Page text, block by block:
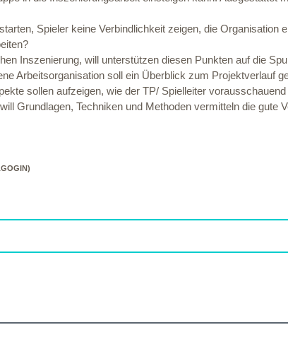
Spieler keine Verbindlichkeit zeigen, die Organisation
Inszenierung, will unterstützen diesen Punkten auf die
Arbeitsorganisation soll ein Überblick zum Projektverlauf
sollen aufzeigen, wie der TP/ Spielleiter
Grundlagen, Techniken und Methoden vermitteln die gute